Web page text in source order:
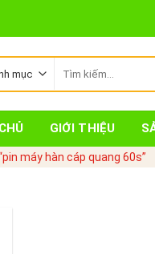
kiếm:
GIỚI THIỆU
máy hàn cáp quang 60s”